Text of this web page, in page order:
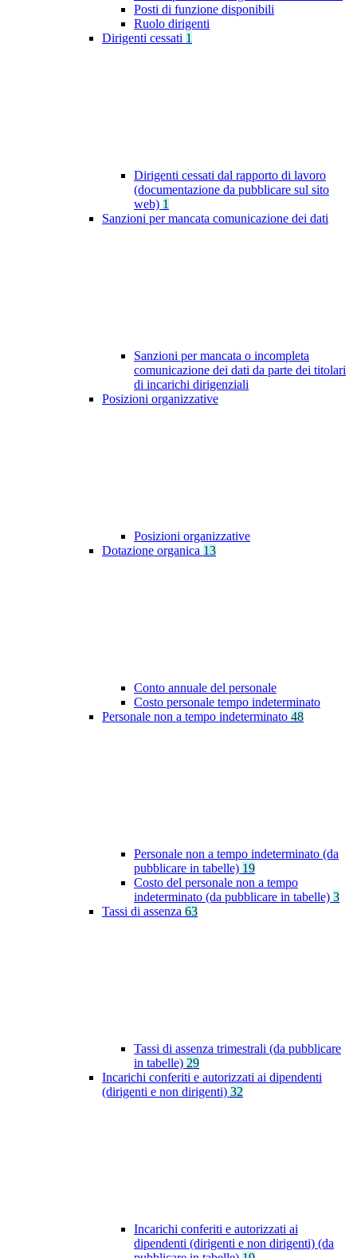
Posti di funzione disponibili
Ruolo dirigenti
Dirigenti cessati 1
Dirigenti cessati dal rapporto di lavoro
(documentazione da pubblicare sul sito
web) 1
Sanzioni per mancata comunicazione dei dati
Sanzioni per mancata o incompleta
comunicazione dei dati da parte dei titolari
di incarichi dirigenziali
Posizioni organizzative
Posizioni organizzative
Dotazione organica 13
Conto annuale del personale
Costo personale tempo indeterminato
Personale non a tempo indeterminato 48
Personale non a tempo indeterminato (da
pubblicare in tabelle) 19
Costo del personale non a tempo
indeterminato (da pubblicare in tabelle) 3
Tassi di assenza 63
Tassi di assenza trimestrali (da pubblicare
in tabelle) 29
Incarichi conferiti e autorizzati ai dipendenti
(dirigenti e non dirigenti) 32
Incarichi conferiti e autorizzati ai
dipendenti (dirigenti e non dirigenti) (da